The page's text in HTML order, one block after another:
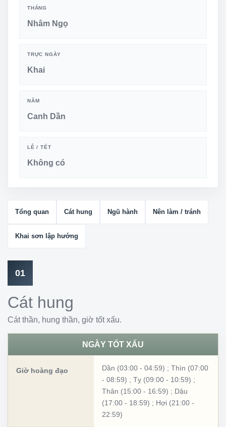
THÁNG
Nhâm Ngọ
TRỰC NGÀY
Khai
NĂM
Canh Dần
LỄ / TẾT
Không có
Tổng quan Cát hung Ngũ hành Nên làm / tránh
Khai sơn lập hướng
01
Cát hung
Cát thần, hung thần, giờ tốt xấu.
NGÀY TỐT XẤU
Giờ hoàng đạo Dần (03:00 - 04:59) ; Thìn (07:00
- 08:59) ; Tỵ (09:00 - 10:59) ;
Thân (15:00 - 16:59) ; Dậu
(17:00 - 18:59) ; Hợi (21:00 -
22:59)